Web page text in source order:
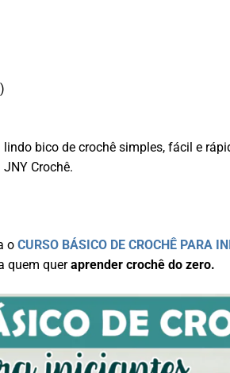
bico de crochê simples, fácil e
Crochê.
o CURSO BÁSICO DE CROCHÊ PARA
quem queraprender crochê do zero.